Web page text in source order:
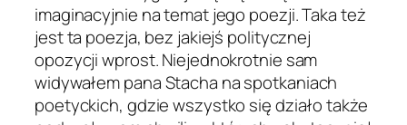
imaginacyjnie na temat jego poezji. Taka też
jest ta poezja, bez jakiejś politycznej
opozycji wprost. Niejednokrotnie sam
widywałem pana Stacha na spotkaniach
poetyckich, gdzie wszystko się działo także